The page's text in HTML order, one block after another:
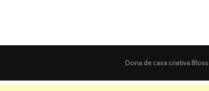
Dona de casa criativa